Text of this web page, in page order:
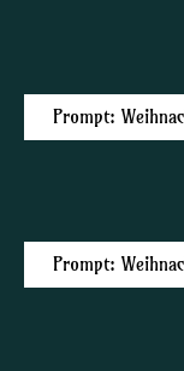
Prompt:
Prompt: